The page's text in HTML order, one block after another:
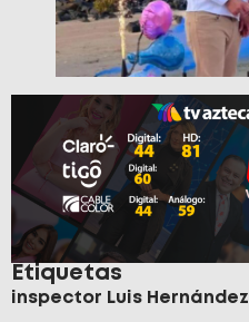
Etiquetas
inspector Luis Hernández